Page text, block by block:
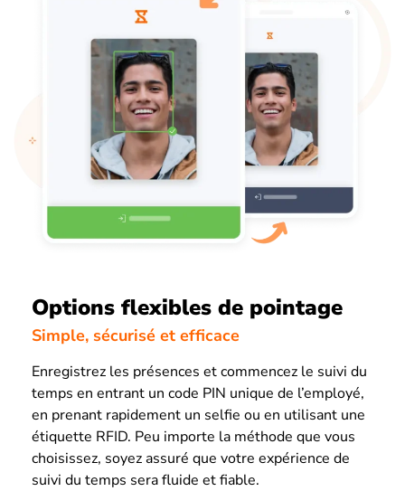
Options flexibles de pointage
Simple, sécurisé et efficace
Enregistrez les présences et commencez le suivi du
temps en entrant un code PIN unique de l’employé,
en prenant rapidement un selfie ou en utilisant une
étiquette RFID. Peu importe la méthode que vous
choisissez, soyez assuré que votre expérience de
suivi du temps sera fluide et fiable.